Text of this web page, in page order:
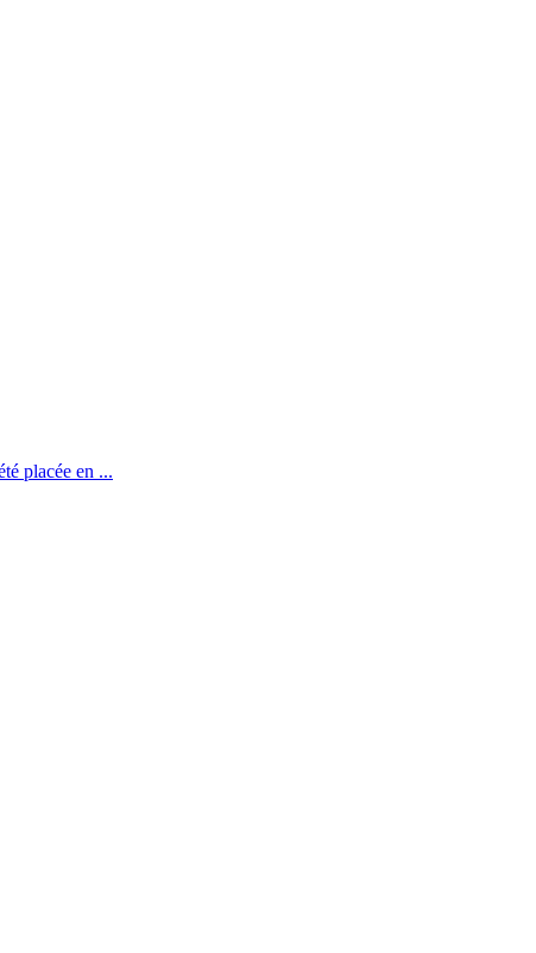
placée en ...